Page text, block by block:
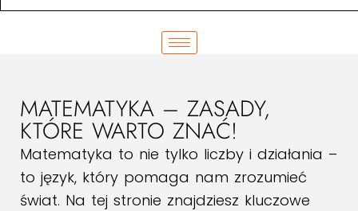
MATEMATYKA – ZASADY,
KTÓRE WARTO ZNAĆ!
Matematyka to nie tylko liczby i działania –
to język, który pomaga nam zrozumieć
świat. Na tej stronie znajdziesz kluczowe